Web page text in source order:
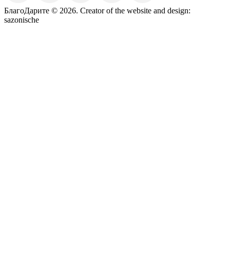
БлагоДарите © 2026. Creator of the website and design:
sazonische